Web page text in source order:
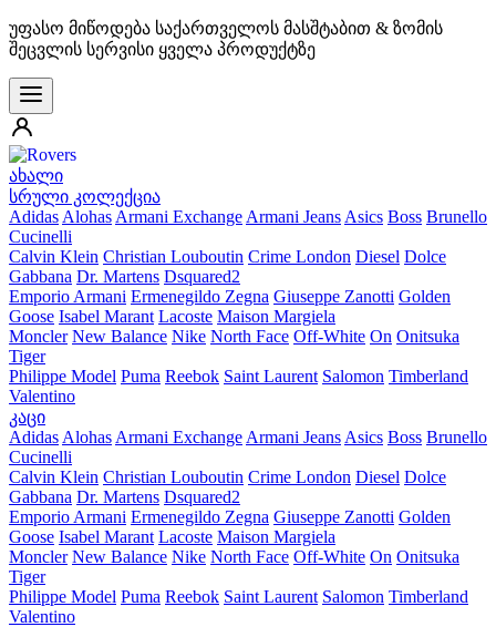
უფასო მიწოდება საქართველოს მასშტაბით & ზომის
შეცვლის სერვისი ყველა პროდუქტზე
ახალი
სრული კოლექცია
Adidas Alohas Armani Exchange Armani Jeans Asics Boss Brunello
Cucinelli
Calvin Klein Christian Louboutin Crime London Diesel Dolce
Gabbana Dr. Martens Dsquared2
Emporio Armani Ermenegildo Zegna Giuseppe Zanotti Golden
Goose Isabel Marant Lacoste Maison Margiela
Moncler New Balance Nike North Face Off-White On Onitsuka
Tiger
Philippe Model Puma Reebok Saint Laurent Salomon Timberland
Valentino
კაცი
Adidas Alohas Armani Exchange Armani Jeans Asics Boss Brunello
Cucinelli
Calvin Klein Christian Louboutin Crime London Diesel Dolce
Gabbana Dr. Martens Dsquared2
Emporio Armani Ermenegildo Zegna Giuseppe Zanotti Golden
Goose Isabel Marant Lacoste Maison Margiela
Moncler New Balance Nike North Face Off-White On Onitsuka
Tiger
Philippe Model Puma Reebok Saint Laurent Salomon Timberland
Valentino